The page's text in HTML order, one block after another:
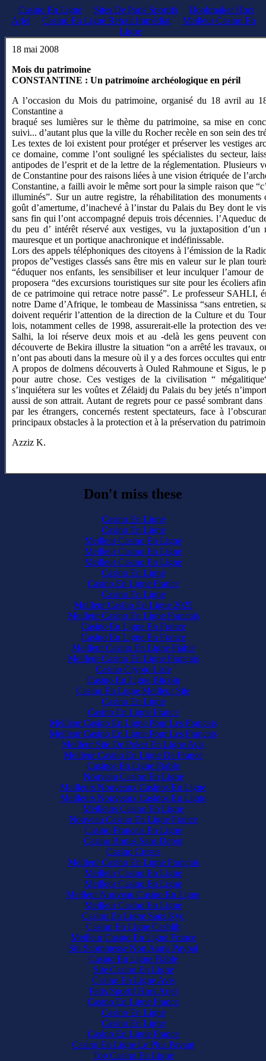
Casino En Ligne Sites De Paris Sportifs
Bookmaker Hors
Arjel
Casino En Ligne Retrait Immédiat
Meilleur Casino En
Ligne
18 mai 2008
Mois du patrimoine
CONSTANTINE : Un patrimoine archéologique en péril
A l’occasion du Mois du patrimoine, organisé du 18 avril au
Constantine a
braqué ses lumières sur le thème du patrimoine, sa mise en
suivi... d’autant plus que la ville du Rocher recèle en son sein des
Les textes de loi existent pour protéger et préserver les vestiges
ce domaine, comme l’ont souligné les spécialistes du secteur,
antipodes de l’esprit et de la lettre de la réglementation. Plusieurs
de Constantine pour des raisons liées à une vision étriquée de
Constantine, a failli avoir le même sort pour la simple raison que
illuminés”. Sur un autre registre, la réhabilitation des
goût d’amertume, d’inachevé à l’instar du Palais du Bey dont le
sans fin qui l’ont accompagné depuis trois décennies. l’Aqueduc
du peu d’ intérêt réservé aux vestiges, vu la juxtaposition
mauresque et un portique anachronique et indéfinissable.
Lors des appels téléphoniques des citoyens à l’émission de la
propos de”vestiges classés sans être mis en valeur sur le plan
“éduquer nos enfants, les sensibiliser et leur inculquer l’amour
proposera “des excursions touristiques sur site pour les écoliers
de ce patrimoine qui retrace notre passé”. Le professeur SAHLI,
notre Dame d’Afrique, le tombeau de Massinissa “sans entretien,
doivent requérir l’attention de la direction de la Culture et du
lois, notamment celles de 1998, assurerait-elle la protection des
Salhi, la loi réserve deux mois et au -delà les gens peuvent
découverte de Bekira illustre la situation “on a arrêté les travaux,
n’ont pas abouti dans la mesure où il y a des forces occultes qui
A propos de dolmens découverts à Ouled Rahmoune et Sigus, le
pour autre chose. Ces vestiges de la civilisation “
s’inquiétera sur les voûtes et Zélaidj du Palais du bey jetés
aussi de son attrait. Autant de regrets pour ce passé sombrant
par les étrangers, concernés restent spectateurs, face à
principaux obstacles à la protection et à la préservation du
Azziz K.
Don't miss these
Casino En Ligne
Casino En Ligne
Meilleur Casino En Ligne
Meilleur Casino En Ligne
Meilleur Casino En Ligne
Casino En Ligne
Casino En Ligne France
Casino En Ligne
Meilleur Casino En Ligne 2025
Meilleur Casino En Ligne Francais
Casino En Ligne En France
Casino En Ligne En France
Meilleur Casino En Ligne Fiable
Meilleur Casino En Ligne Français
Casino Crypto Liste
Casino En Ligne Bitcoin
Casino En Ligne Meilleur Site
Casino En Ligne
Casino En Ligne France
Meilleur Casino En Ligne Pour Les Francais
Meilleur Casino En Ligne Pour Les Francais
Meilleur Site De Poker En Ligne Avis
Meilleur Casino En Ligne De France
Casinos En Ligne Fiable
Nouveau Casino En Ligne
Meilleurs Nouveaux Casinos En Ligne
Meilleurs Nouveaux Casinos En Ligne
Meilleurs Casino En Ligne
Nouveau Casino En Ligne France
Casino Francais En Ligne
Casino Bonus Sans Depot
Casino Cresus
Meilleur Casino En Ligne Français
Meilleur Casino En Ligne
Meilleur Casino En Ligne
Meilleur Nouveau Casino En Ligne
Meilleur Casino En Ligne
Casino En Ligne Sans Kyc
Casino En Ligne Cashlib
Meilleur Casino En Ligne France
Siti Scommesse Non Aams Paypal
Casino En Ligne Fiable
Site Casino En Ligne
Casino En Ligne Avis
Paris Sportif Hors Arjel
Casino En Ligne France
Casino En Ligne
Casino En Ligne
Casino En Ligne France
Casino En Ligne Le Plus Payant
Top Casino En Ligne